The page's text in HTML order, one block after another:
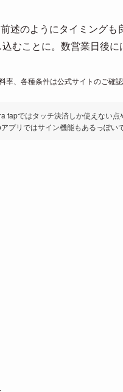
述のようにタイミング
むことに。数営業日後に
率、各種条件は公式サイトのご確
tapではタッチ決済しか使えない点
プリではサイン機能もあるっぽいで